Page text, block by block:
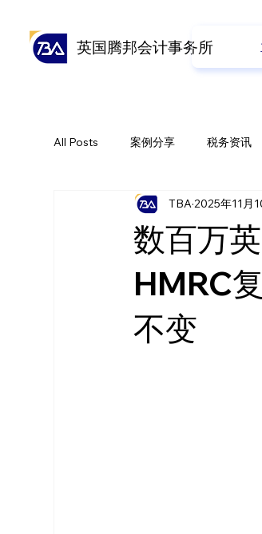
英国腾邦会计事务所
All Posts 案例分享 税务资讯
会计业务 养
数百万
HMRC
不变
TBA2025年11月